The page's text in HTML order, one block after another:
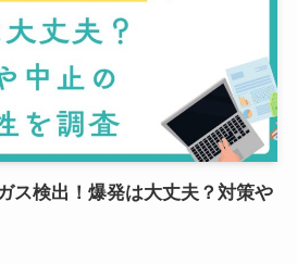
ス検出！爆発は大丈夫？対策や